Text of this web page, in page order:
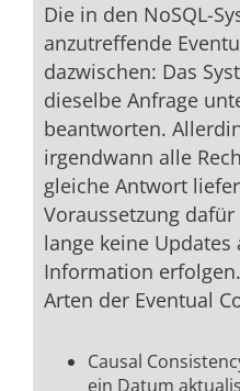
Die in den NoSQL-
anzutreffende
dazwischen: Das
dieselbe Anfrage
beantworten.
irgendwann alle
gleiche Antwort
Voraussetzung
lange keine
Information
Arten der Eventual
Causal
ein Datum